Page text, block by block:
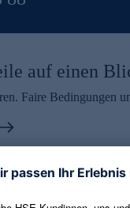
auf einen
Faire Bedingungen
erhalten